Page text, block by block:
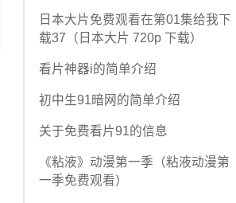
日本大片免费观看在第01集给我下
载37（日本大片 720p 下载）
看片神器i的简单介绍
初中生91暗网的简单介绍
关于免费看片91的信息
《粘液》动漫第一季（粘液动漫第
一季免费观看）